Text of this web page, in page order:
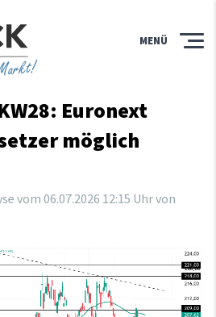
MENÜ
Euronext
möglich
vom06.07.2026 12:15 Uhrvon